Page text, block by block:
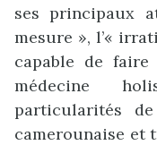
ses principaux
mesure », l’«
capable de faire
médecine
particularités
camerounaise et